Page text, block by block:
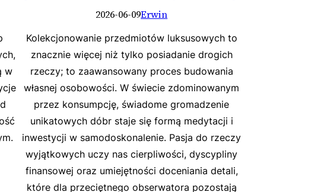
w
2026-06-09Erwin
Kolekcjonowanie przedmiotów luksusowych to
znacznie więcej niż tylko posiadanie drogich
rzeczy; to zaawansowany proces budowania
własnej osobowości. W świecie zdominowanym
przez konsumpcję, świadome gromadzenie
unikatowych dóbr staje się formą medytacji i
inwestycji w samodoskonalenie. Pasja do rzeczy
wyjątkowych uczy nas cierpliwości, dyscypliny
finansowej oraz umiejętności doceniania detali,
które dla przeciętnego obserwatora pozostają